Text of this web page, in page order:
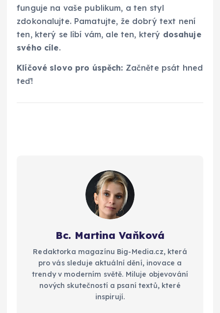
funguje na vaše publikum, a ten styl
zdokonalujte. Pamatujte, že dobrý text není
ten, který se líbí vám, ale ten, který dosahuje
svého cíle.
Klíčové slovo pro úspěch: Začněte psát hned
teď!
Bc. Martina Vaňková
Redaktorka magazínu Big-Media.cz, která
pro vás sleduje aktuální dění, inovace a
trendy v moderním světě. Miluje objevování
nových skutečností a psaní textů, které
inspirují.